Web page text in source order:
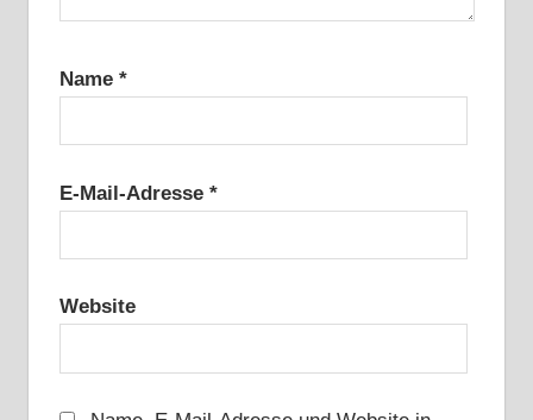
Name *
E-Mail-Adresse *
Website